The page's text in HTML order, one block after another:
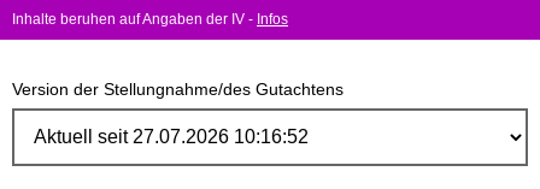
Inhalte beruhen auf Angaben der IV - Infos
Version der Stellungnahme/des Gutachtens